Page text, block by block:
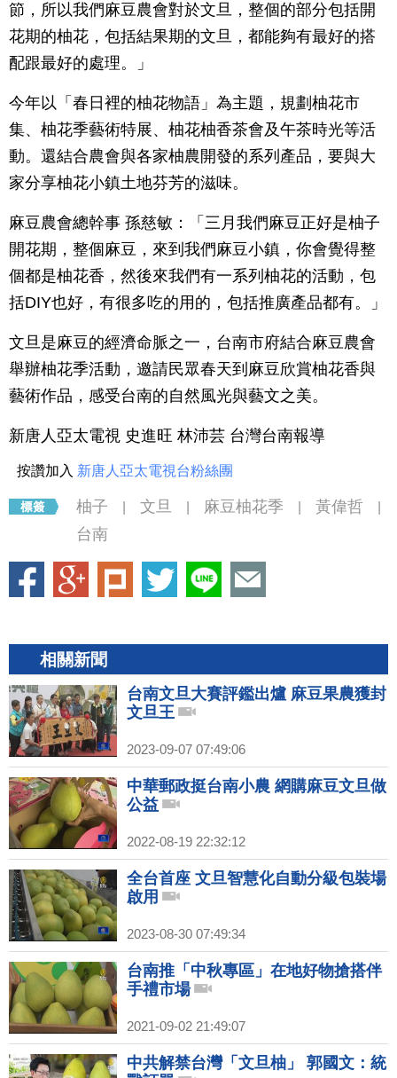
節，所以我們麻豆農會對於文旦，整個的部分包括開
花期的柚花，包括結果期的文旦，都能夠有最好的搭
配跟最好的處理。」
今年以「春日裡的柚花物語」為主題，規劃柚花市
集、柚花季藝術特展、柚花柚香茶會及午茶時光等活
動。還結合農會與各家柚農開發的系列產品，要與大
家分享柚花小鎮土地芬芳的滋味。
麻豆農會總幹事 孫慈敏：「三月我們麻豆正好是柚子
開花期，整個麻豆，來到我們麻豆小鎮，你會覺得整
個都是柚花香，然後來我們有一系列柚花的活動，包
括DIY也好，有很多吃的用的，包括推廣產品都有。」
文旦是麻豆的經濟命脈之一，台南市府結合麻豆農會
舉辦柚花季活動，邀請民眾春天到麻豆欣賞柚花香與
藝術作品，感受台南的自然風光與藝文之美。
新唐人亞太電視 史進旺 林沛芸 台灣台南報導
按讚加入 新唐人亞太電視台粉絲團
柚子 文旦 麻豆柚花季 黃偉哲
台南
相關新聞
台南文旦大賽評鑑出爐 麻豆果農獲封
文旦王
2023-09-07 07:49:06
中華郵政挺台南小農 網購麻豆文旦做
公益
2022-08-19 22:32:12
全台首座 文旦智慧化自動分級包裝場
啟用
2023-08-30 07:49:34
台南推「中秋專區」在地好物搶搭伴
手禮市場
2021-09-02 21:49:07
中共解禁台灣「文旦柚」 郭國文：統